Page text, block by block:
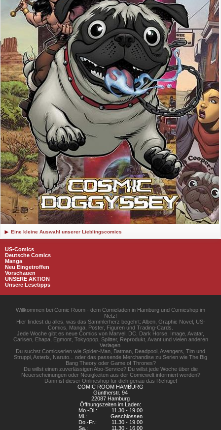
Eine kleine Auswahl unserer Lieblingscomics
US-Comics
Deutsche Comics
Manga
Neu Eingetroffen
Vorschauen
UNSERE AKTION
Unsere Lesetipps
Willkommen bei Comic Room - dem Comicladen in Hamburg und Comicshop im
Netz!
Hier findest du alles, was das Sammlerherz begehrt: Alben, Graphic Novel, US-
Comics, Manga, Poster, Figuren und Trading-Cards.
Jede Woche gibt es neue Comics von Marvel, DC, Dark Horse, Image, Avatar,
Carlsen, Ehapa, Egmont, Tokyopop, Splitter, Reprodukt, Avant und vielen anderen
Verlagen.
Du suchst Comicserien wie Spider-Man, Batman, Deadpool, Avengers, Tim und
Struppi, Asterix, Naruto... oder das passende Merchandise zu Serien wie The Big
Bang Theory oder Game of Thrones?
Du willst einen zuverlässigen Abo-Service? Du willst jede Woche über die
Neuerscheinungen oder Neuigkeiten aus der Comicwelt informiert werden?
Dann ist dieser Onlineshop für dich genau das Richtige!
COMIC ROOM HAMBURG
Güntherstr. 94
22087 Hamburg
Öffnungszeiten im Laden:
Mo.-Di.:
11.30 - 19.00
Mi.:
Geschlossen
Do.-Fr.:
11.30 - 19.00
Sa.:
11.30 - 16.00